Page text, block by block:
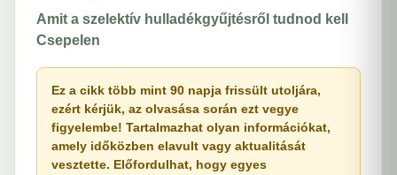
Amit a szelektív hulladékgyűjtésről tudnod kell
Csepelen
Ez a cikk több mint 90 napja frissült utoljára,
ezért kérjük, az olvasása során ezt vegye
figyelembe! Tartalmazhat olyan információkat,
amely időközben elavult vagy aktualitását
vesztette. Előfordulhat, hogy egyes